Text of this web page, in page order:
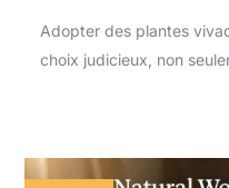
Adopter des plantes
choix judicieux, non